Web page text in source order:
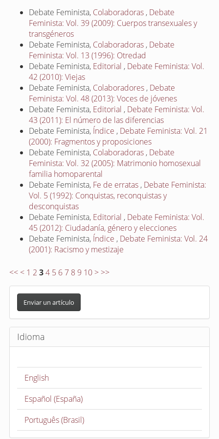
Debate Feminista, Colaboradoras , Debate
Feminista: Vol. 39 (2009): Cuerpos transexuales y
transgéneros
Debate Feminista, Colaboradoras , Debate
Feminista: Vol. 13 (1996): Otredad
Debate Feminista, Editorial , Debate Feminista: Vol.
42 (2010): Viejas
Debate Feminista, Colaboradores , Debate
Feminista: Vol. 48 (2013): Voces de jóvenes
Debate Feminista, Editorial , Debate Feminista: Vol.
43 (2011): El número de las diferencias
Debate Feminista, Índice , Debate Feminista: Vol. 21
(2000): Fragmentos y proposiciones
Debate Feminista, Colaboradoras , Debate
Feminista: Vol. 32 (2005): Matrimonio homosexual
familia homoparental
Debate Feminista, Fe de erratas , Debate Feminista:
Vol. 5 (1992): Conquistas, reconquistas y
desconquistas
Debate Feminista, Editorial , Debate Feminista: Vol.
45 (2012): Ciudadanía, género y elecciones
Debate Feminista, Índice , Debate Feminista: Vol. 24
(2001): Racismo y mestizaje
<< < 1 2 3 4 5 6 7 8 9 10 > >>
E
v
i
a
Enviar un artículo
Idioma
English
Español (España)
Português (Brasil)